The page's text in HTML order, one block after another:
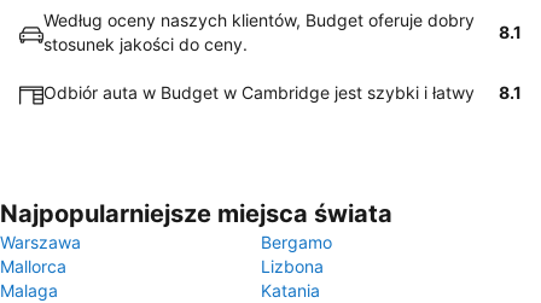
Według oceny naszych klientów, Budget oferuje dobry
stosunek jakości do ceny.
8.1
Odbiór auta w Budget w Cambridge jest szybki i łatwy 8.1
Najpopularniejsze miejsca świata
Warszawa
Bergamo
Mallorca
Lizbona
Malaga
Katania